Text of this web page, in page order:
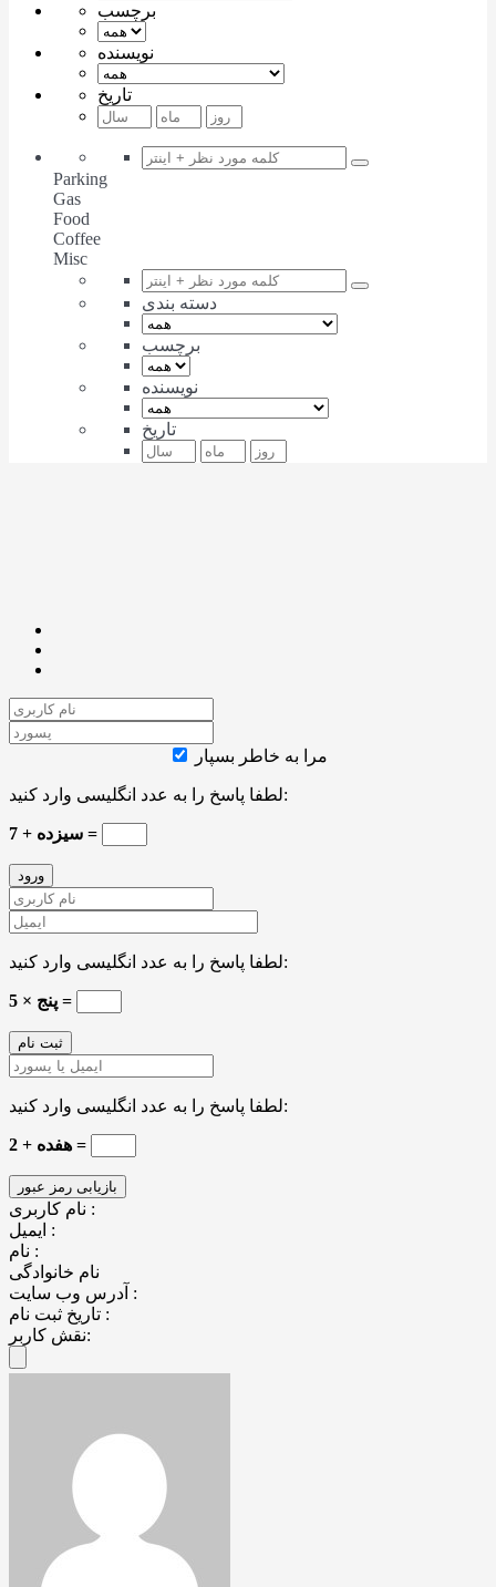
برچسب
نویسنده
تاریخ
Parking
Gas
Food
Coffee
Misc
دسته بندی
برچسب
نویسنده
تاریخ
مرا به خاطر بسپار
لطفا پاسخ را به عدد انگلیسی وارد کنید:
7 + سیزده =
لطفا پاسخ را به عدد انگلیسی وارد کنید:
پنج × 5 =
لطفا پاسخ را به عدد انگلیسی وارد کنید:
2 + هفده =
نام کاربری :
ایمیل :
نام :
نام خانوادگی
آدرس وب سایت :
تاریخ ثبت نام :
نقش کاربر: